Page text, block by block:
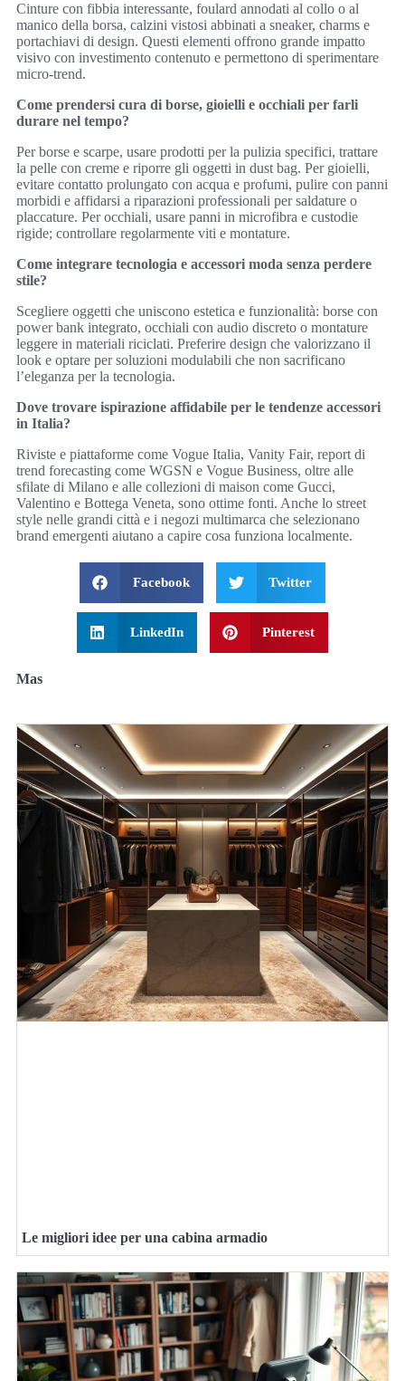
Cinture con fibbia interessante, foulard annodati al collo o al
manico della borsa, calzini vistosi abbinati a sneaker, charms e
portachiavi di design. Questi elementi offrono grande impatto
visivo con investimento contenuto e permettono di sperimentare
micro-trend.
Come prendersi cura di borse, gioielli e occhiali per farli
durare nel tempo?
Per borse e scarpe, usare prodotti per la pulizia specifici, trattare
la pelle con creme e riporre gli oggetti in dust bag. Per gioielli,
evitare contatto prolungato con acqua e profumi, pulire con panni
morbidi e affidarsi a riparazioni professionali per saldature o
placcature. Per occhiali, usare panni in microfibra e custodie
rigide; controllare regolarmente viti e montature.
Come integrare tecnologia e accessori moda senza perdere
stile?
Scegliere oggetti che uniscono estetica e funzionalità: borse con
power bank integrato, occhiali con audio discreto o montature
leggere in materiali riciclati. Preferire design che valorizzano il
look e optare per soluzioni modulabili che non sacrificano
l’eleganza per la tecnologia.
Dove trovare ispirazione affidabile per le tendenze accessori
in Italia?
Riviste e piattaforme come Vogue Italia, Vanity Fair, report di
trend forecasting come WGSN e Vogue Business, oltre alle
sfilate di Milano e alle collezioni di maison come Gucci,
Valentino e Bottega Veneta, sono ottime fonti. Anche lo street
style nelle grandi città e i negozi multimarca che selezionano
brand emergenti aiutano a capire cosa funziona localmente.
Facebook Twitter
LinkedIn Pinterest
Mas
Le migliori idee per una cabina armadio